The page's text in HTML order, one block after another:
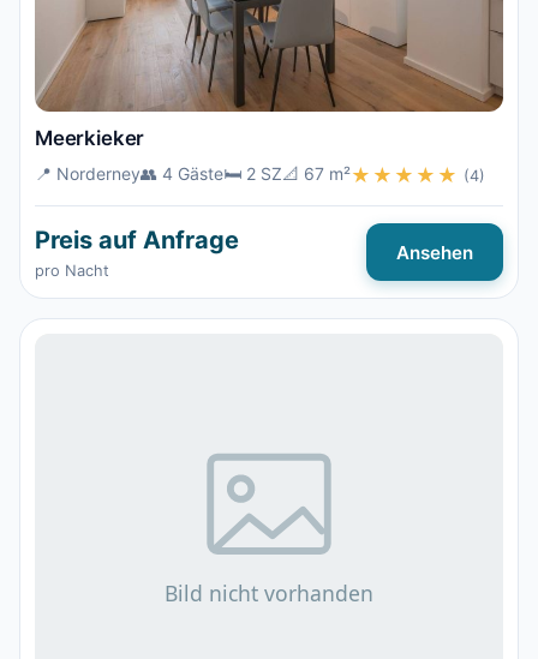
Meerkieker
📍 Norderney👥 4 Gäste🛏️ 2 SZ📐 67 m²★★★★★ (4)
Preis auf Anfrage
pro Nacht
Ansehen